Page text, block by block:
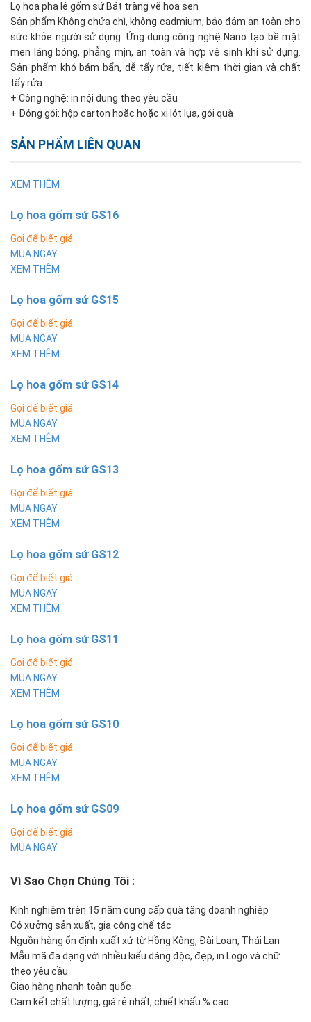
Lọ hoa pha lê gốm sứ Bát tràng vẽ hoa sen
Sản phẩm Không chứa chì, không cadmium, bảo đảm an toàn cho
sức khỏe người sử dụng. Ứng dụng công nghệ Nano tạo bề mặt
men láng bóng, phẳng mịn, an toàn và hợp vệ sinh khi sử dụng.
Sản phẩm khó bám bẩn, dễ tẩy rửa, tiết kiệm thời gian và chất
tẩy rửa.
+ Công nghệ: in nội dung theo yêu cầu
+ Đóng gói: hộp carton hoặc hoặc xi lót lụa, gói quà
SẢN PHẨM LIÊN QUAN
XEM THÊM
Lọ hoa gốm sứ GS16
Gọi để biết giá
MUA NGAY
XEM THÊM
Lọ hoa gốm sứ GS15
Gọi để biết giá
MUA NGAY
XEM THÊM
Lọ hoa gốm sứ GS14
Gọi để biết giá
MUA NGAY
XEM THÊM
Lọ hoa gốm sứ GS13
Gọi để biết giá
MUA NGAY
XEM THÊM
Lọ hoa gốm sứ GS12
Gọi để biết giá
MUA NGAY
XEM THÊM
Lọ hoa gốm sứ GS11
Gọi để biết giá
MUA NGAY
XEM THÊM
Lọ hoa gốm sứ GS10
Gọi để biết giá
MUA NGAY
XEM THÊM
Lọ hoa gốm sứ GS09
Gọi để biết giá
MUA NGAY
Vì Sao Chọn Chúng Tôi :
Kinh nghiệm trên 15 năm cung cấp quà tặng doanh nghiệp
Có xưởng sản xuất, gia công chế tác
Nguồn hàng ổn định xuất xứ từ Hồng Kông, Đài Loan, Thái Lan
Mẫu mã đa dạng với nhiều kiểu dáng độc, đẹp, in Logo và chữ
theo yêu cầu
Giao hàng nhanh toàn quốc
Cam kết chất lượng, giá rẻ nhất, chiết khấu % cao